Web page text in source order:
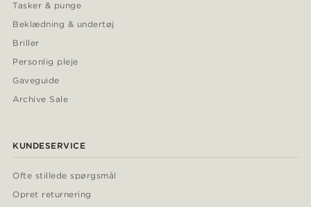
Tasker & punge
Beklædning & undertøj
Briller
Personlig pleje
Gaveguide
Archive Sale
KUNDESERVICE
Ofte stillede spørgsmål
Opret returnering